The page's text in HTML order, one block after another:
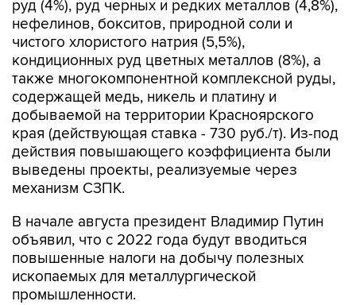
руд (4%), руд черных и редких металлов (4,8%),
нефелинов, бокситов, природной соли и
чистого хлористого натрия (5,5%),
кондиционных руд цветных металлов (8%), а
также многокомпонентной комплексной руды,
содержащей медь, никель и платину и
добываемой на территории Красноярского
края (действующая ставка - 730 руб./т). Из-под
действия повышающего коэффициента были
выведены проекты, реализуемые через
механизм СЗПК.
В начале августа президент Владимир Путин
объявил, что с 2022 года будут вводиться
повышенные налоги на добычу полезных
ископаемых для металлургической
промышленности.